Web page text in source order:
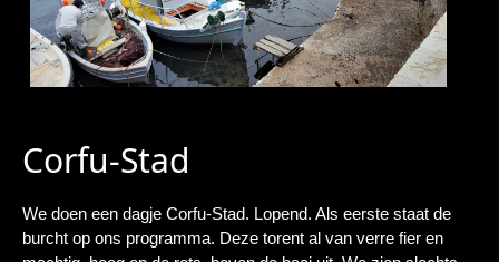
Corfu-Stad
We doen een dagje Corfu-Stad. Lopend. Als eerste staat de
burcht op ons programma. Deze torent al van verre fier en